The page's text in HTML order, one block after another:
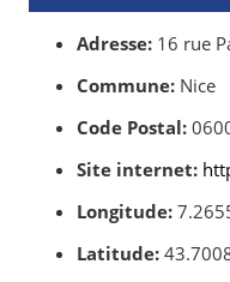
Adresse: 16 rue
Commune: Nice
Code Postal:
Site internet:
Longitude:
Latitude: